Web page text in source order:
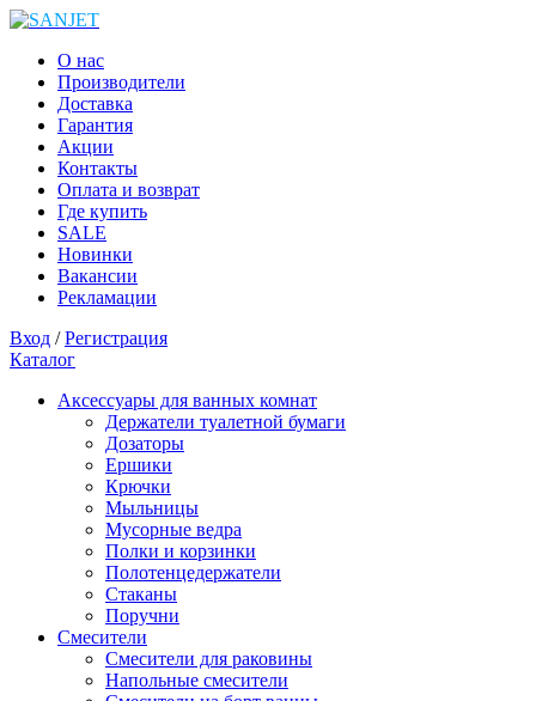
О нас
Производители
Доставка
Гарантия
Акции
Контакты
Оплата и возврат
Где купить
SALE
Новинки
Вакансии
Рекламации
Вход /Регистрация
Каталог
Аксессуары для ванных комнат
Держатели туалетной бумаги
Дозаторы
Ершики
Крючки
Мыльницы
Мусорные ведра
Полки и корзинки
Полотенцедержатели
Стаканы
Поручни
Смесители
Смесители для раковины
Напольные смесители